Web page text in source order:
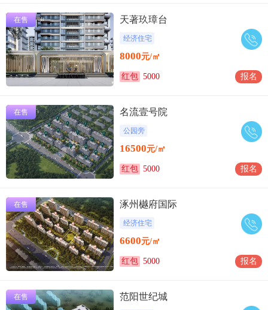
在售 天著玖璋台
经济住宅
8000元/㎡
红包 5000 报名
在售 名流壹号院
公园旁
16500元/㎡
红包 5000 报名
在售 涿州樾府国际
经济住宅
6600元/㎡
红包 5000 报名
在售 范阳世纪城